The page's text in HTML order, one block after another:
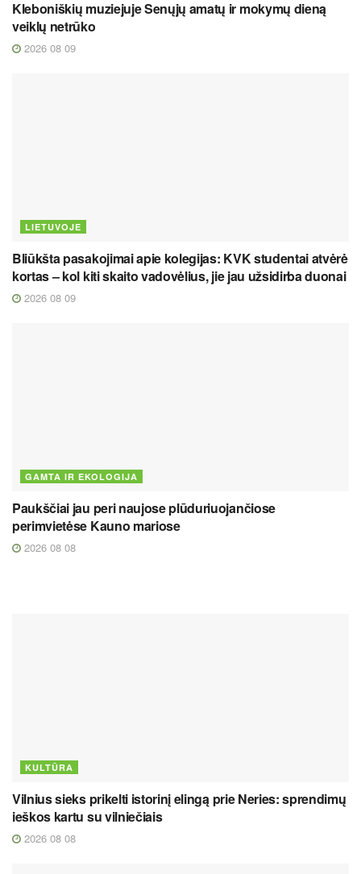
Kleboniškių muziejuje Senųjų amatų ir mokymų dieną
veiklų netrūko
2026 08 09
LIETUVOJE
Bliūkšta pasakojimai apie kolegijas: KVK studentai atvėrė
kortas – kol kiti skaito vadovėlius, jie jau užsidirba duonai
2026 08 09
GAMTA IR EKOLOGIJA
Paukščiai jau peri naujose plūduriuojančiose
perimvietėse Kauno mariose
2026 08 08
KULTŪRA
Vilnius sieks prikelti istorinį elingą prie Neries: sprendimų
ieškos kartu su vilniečiais
2026 08 08